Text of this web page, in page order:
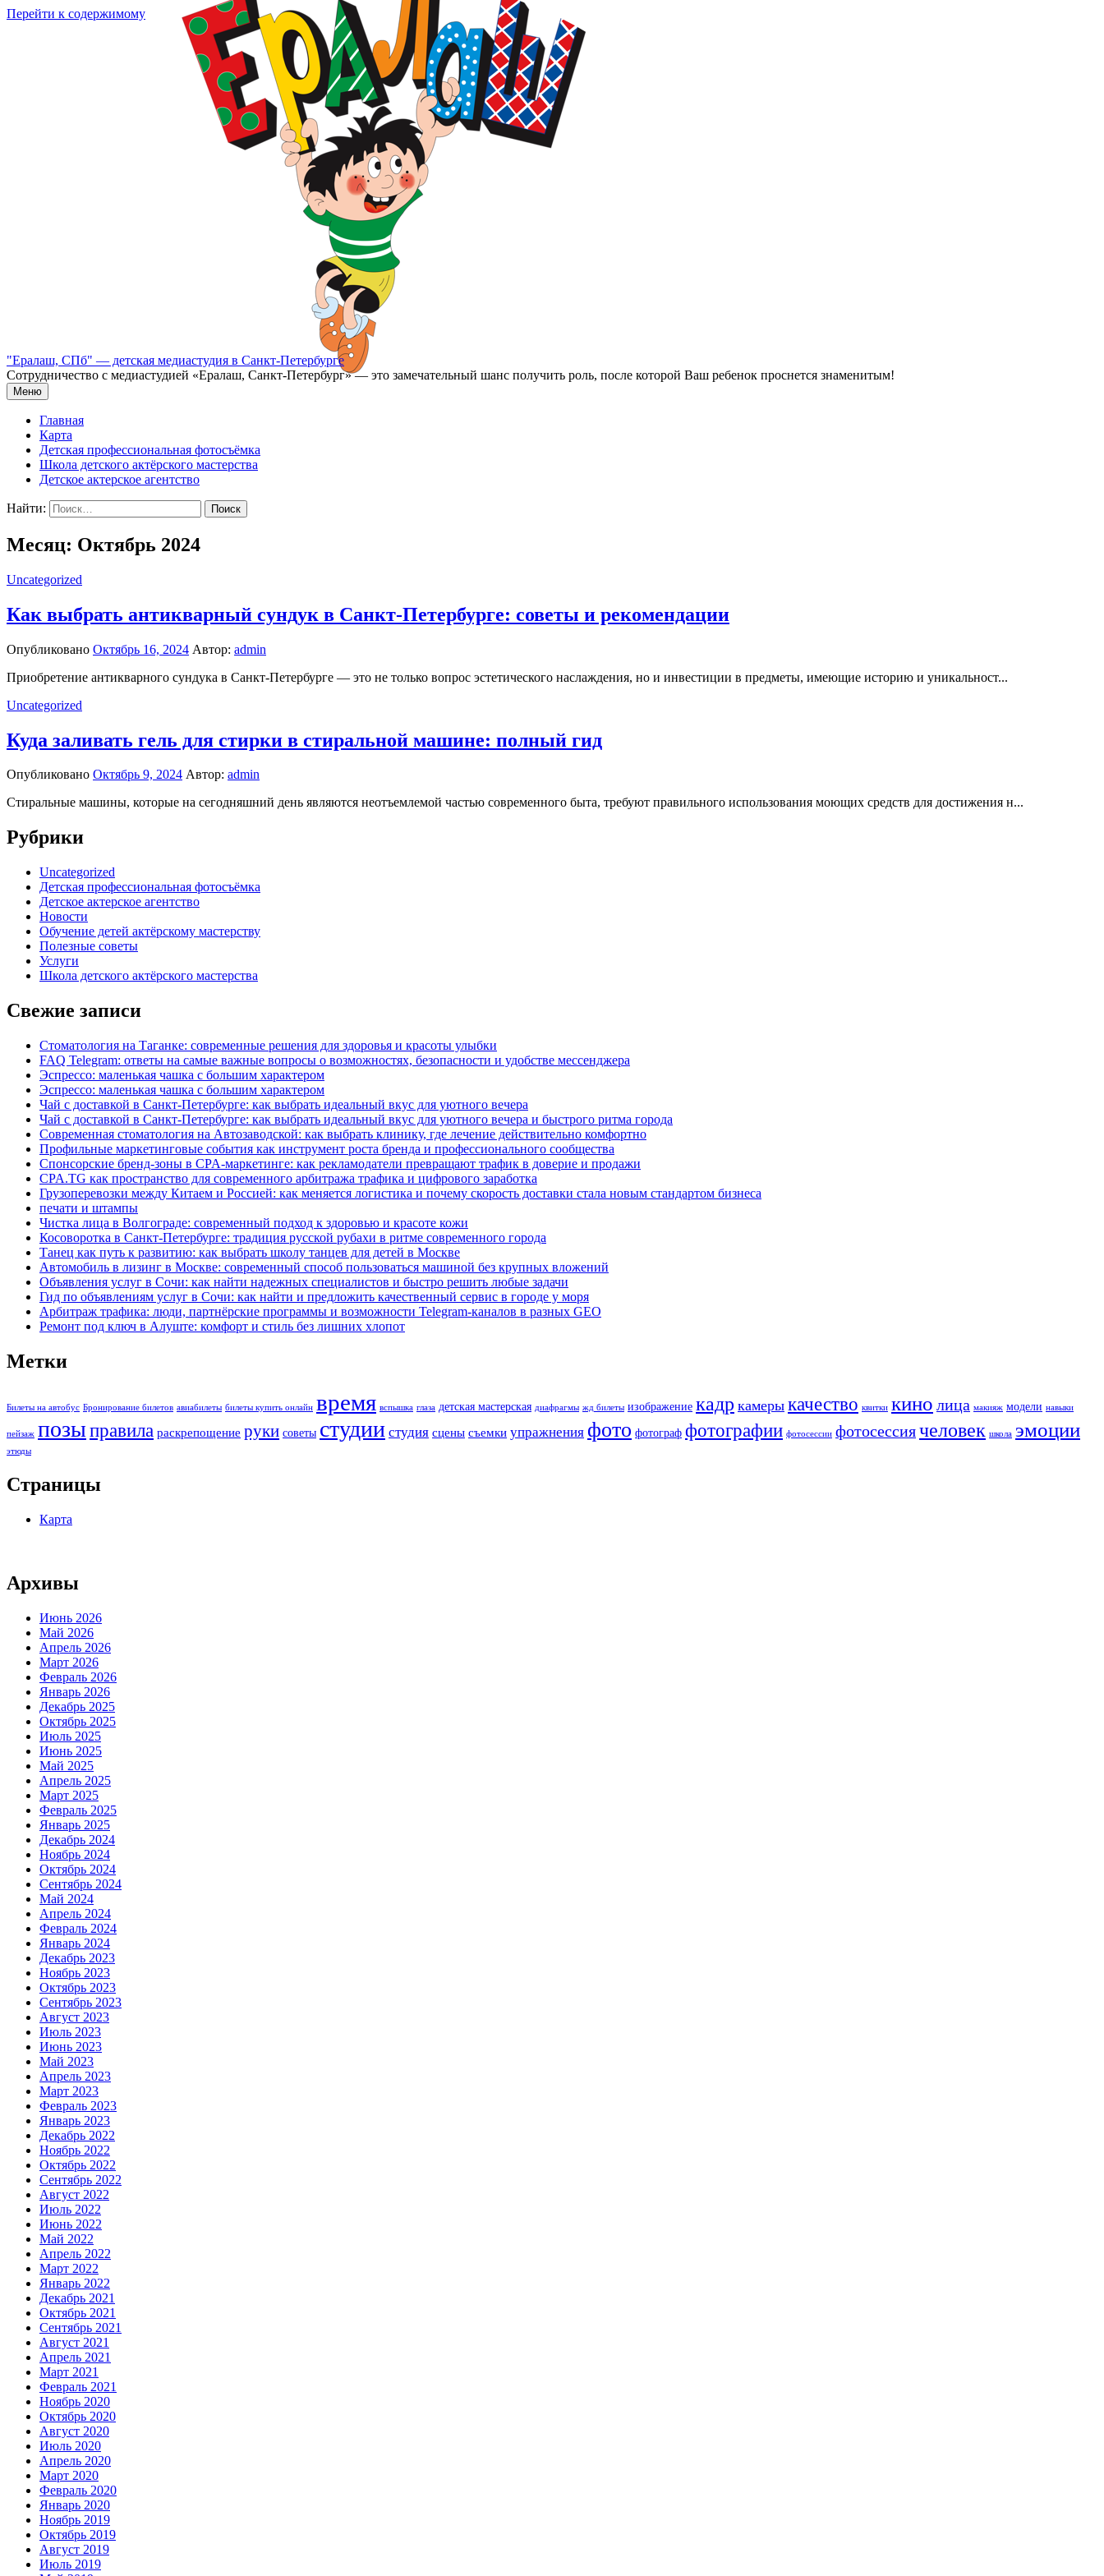
Перейти к содержимому
"Ералаш, СПб" — детская медиастудия в Санкт-Петербурге
Сотрудничество с медиастудией «Epaлаш, Санкт-Петербург» — это замечательный шанс получить роль, после которой Ваш ребенок проснется знаменитым!
Меню
Главная
Карта
Детская профессиональная фотосъёмка
Школа детского актёрского мастерства
Детское актерское агентство
Найти:
Месяц: Октябрь 2024
Uncategorized
Как выбрать антикварный сундук в Санкт-Петербурге: советы и рекомендации
Опубликовано Октябрь 16, 2024 Автор: admin
Приобретение антикварного сундука в Санкт-Петербурге — это не только вопрос эстетического наслаждения, но и инвестиции в предметы, имеющие историю и уникальност...
Uncategorized
Куда заливать гель для стирки в стиральной машине: полный гид
Опубликовано Октябрь 9, 2024 Автор: admin
Стиральные машины, которые на сегодняшний день являются неотъемлемой частью современного быта, требуют правильного использования моющих средств для достижения н...
Рубрики
Uncategorized
Детская профессиональная фотосъёмка
Детское актерское агентство
Новости
Обучение детей актёрскому мастерству
Полезные советы
Услуги
Школа детского актёрского мастерства
Свежие записи
Стоматология на Таганке: современные решения для здоровья и красоты улыбки
FAQ Telegram: ответы на самые важные вопросы о возможностях, безопасности и удобстве мессенджера
Эспрессо: маленькая чашка с большим характером
Эспрессо: маленькая чашка с большим характером
Чай с доставкой в Санкт-Петербурге: как выбрать идеальный вкус для уютного вечера
Чай с доставкой в Санкт-Петербурге: как выбрать идеальный вкус для уютного вечера и быстрого ритма города
Современная стоматология на Автозаводской: как выбрать клинику, где лечение действительно комфортно
Профильные маркетинговые события как инструмент роста бренда и профессионального сообщества
Спонсорские бренд-зоны в CPA-маркетинге: как рекламодатели превращают трафик в доверие и продажи
CPA.TG как пространство для современного арбитража трафика и цифрового заработка
Грузоперевозки между Китаем и Россией: как меняется логистика и почему скорость доставки стала новым стандартом бизнеса
печати и штампы
Чистка лица в Волгограде: современный подход к здоровью и красоте кожи
Косоворотка в Санкт-Петербурге: традиция русской рубахи в ритме современного города
Танец как путь к развитию: как выбрать школу танцев для детей в Москве
Автомобиль в лизинг в Москве: современный способ пользоваться машиной без крупных вложений
Объявления услуг в Сочи: как найти надежных специалистов и быстро решить любые задачи
Гид по объявлениям услуг в Сочи: как найти и предложить качественный сервис в городе у моря
Арбитраж трафика: люди, партнёрские программы и возможности Telegram-каналов в разных GEO
Ремонт под ключ в Алуште: комфорт и стиль без лишних хлопот
Метки
Билеты на автобус Бронирование билетов авиабилеты билеты купить онлайн время вспышка глаза детская мастерская диафрагмы жд билеты изображение кадр камеры качество квитки кино лица макияж модели навыки
пейзаж позыправила раскрепощение руки советы студии студия сцены съемки упражнения фото фотограф фотографии фотосессии фотосессиячеловек школа эмоции
этюды
Страницы
Карта
Архивы
Июнь 2026
Май 2026
Апрель 2026
Март 2026
Февраль 2026
Январь 2026
Декабрь 2025
Октябрь 2025
Июль 2025
Июнь 2025
Май 2025
Апрель 2025
Март 2025
Февраль 2025
Январь 2025
Декабрь 2024
Ноябрь 2024
Октябрь 2024
Сентябрь 2024
Май 2024
Апрель 2024
Февраль 2024
Январь 2024
Декабрь 2023
Ноябрь 2023
Октябрь 2023
Сентябрь 2023
Август 2023
Июль 2023
Июнь 2023
Май 2023
Апрель 2023
Март 2023
Февраль 2023
Январь 2023
Декабрь 2022
Ноябрь 2022
Октябрь 2022
Сентябрь 2022
Август 2022
Июль 2022
Июнь 2022
Май 2022
Апрель 2022
Март 2022
Январь 2022
Декабрь 2021
Октябрь 2021
Сентябрь 2021
Август 2021
Апрель 2021
Март 2021
Февраль 2021
Ноябрь 2020
Октябрь 2020
Август 2020
Июль 2020
Апрель 2020
Март 2020
Февраль 2020
Январь 2020
Ноябрь 2019
Октябрь 2019
Август 2019
Июль 2019